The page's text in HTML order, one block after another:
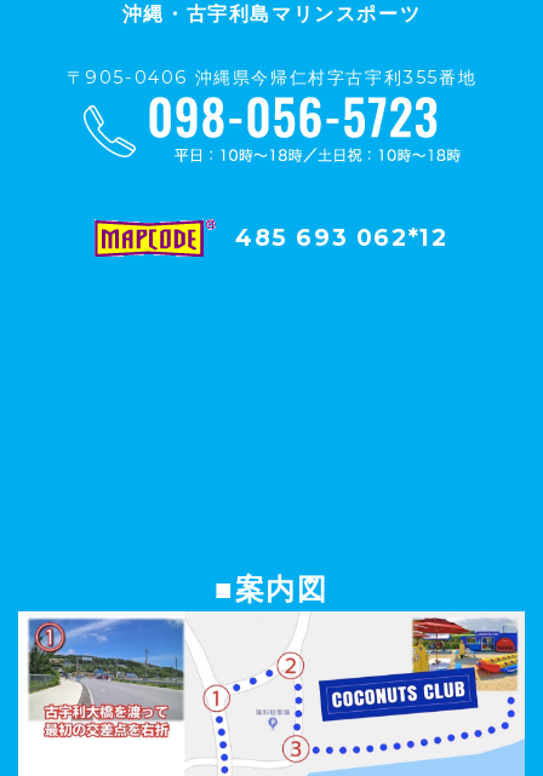
沖縄・古宇利島マリンスポーツ
〒905-0406 沖縄県今帰仁村字古宇利355番地
485 693 062*12
■案内図